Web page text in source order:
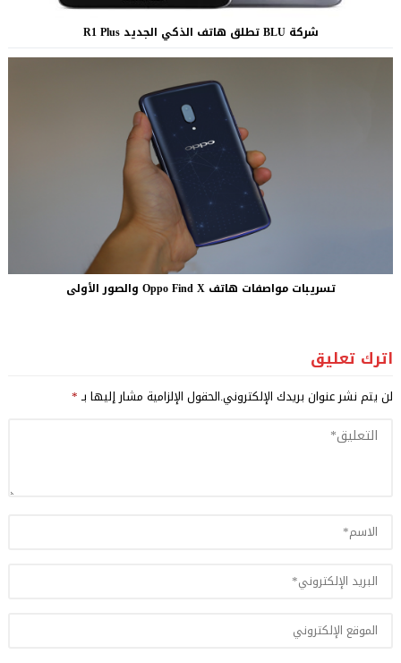
شركة BLU تطلق هاتف الذكي الجديد R1 Plus
تسريبات مواصفات هاتف Oppo Find X والصور الأولى
اترك تعليق
لن يتم نشر عنوان بريدك الإلكتروني.الحقول الإلزامية مشار إليها بـ*